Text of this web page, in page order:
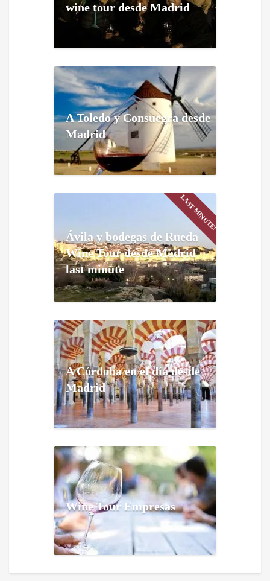
wine tour desde Madrid
A Toledo y Consuegra desde
Madrid
LAST MINUTE!
Ávila y bodegas de Rueda
Wine Tour desde Madrid
last minute
A Córdoba en el día desde
Madrid
Wine Tour Empresas